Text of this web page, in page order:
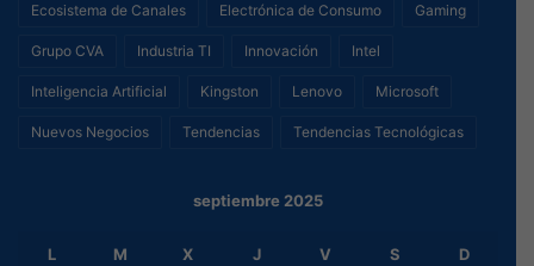
Ecosistema de Canales Electrónica de Consumo Gaming
Grupo CVA Industria TI Innovación Intel
Inteligencia Artificial Kingston Lenovo Microsoft
Nuevos Negocios Tendencias Tendencias Tecnológicas
septiembre 2025
L M X J V S D